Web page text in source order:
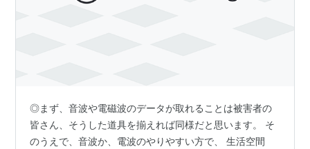
◎まず、音波や電磁波のデータが取れることは被害者の
皆さん、そうした道具を揃えれば同様だと思います。 そ
のうえで、音波か、電波のやりやすい方で、 生活空間